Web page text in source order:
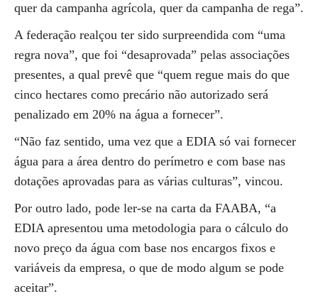
quer da campanha agrícola, quer da campanha de rega”.
A federação realçou ter sido surpreendida com “uma
regra nova”, que foi “desaprovada” pelas associações
presentes, a qual prevê que “quem regue mais do que
cinco hectares como precário não autorizado será
penalizado em 20% na água a fornecer”.
“Não faz sentido, uma vez que a EDIA só vai fornecer
água para a área dentro do perímetro e com base nas
dotações aprovadas para as várias culturas”, vincou.
Por outro lado, pode ler-se na carta da FAABA, “a
EDIA apresentou uma metodologia para o cálculo do
novo preço da água com base nos encargos fixos e
variáveis da empresa, o que de modo algum se pode
aceitar”.